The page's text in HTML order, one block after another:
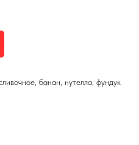
банан, нутелла, фундук